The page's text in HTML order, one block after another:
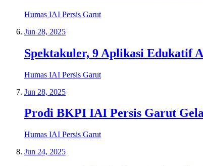
Humas IAI Persis Garut
Jun 28, 2025
Spektakuler, 9 Aplikasi Edukatif
Humas IAI Persis Garut
Jun 28, 2025
Prodi BKPI IAI Persis Garut
Humas IAI Persis Garut
Jun 24, 2025